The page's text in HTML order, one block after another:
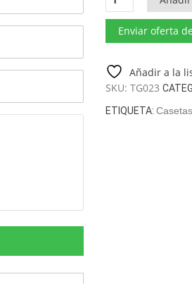
de
Sauna
Exterior
M”
–
x
Enviar oferta
Añadir a la
SKU:TG023
ETIQUETA: